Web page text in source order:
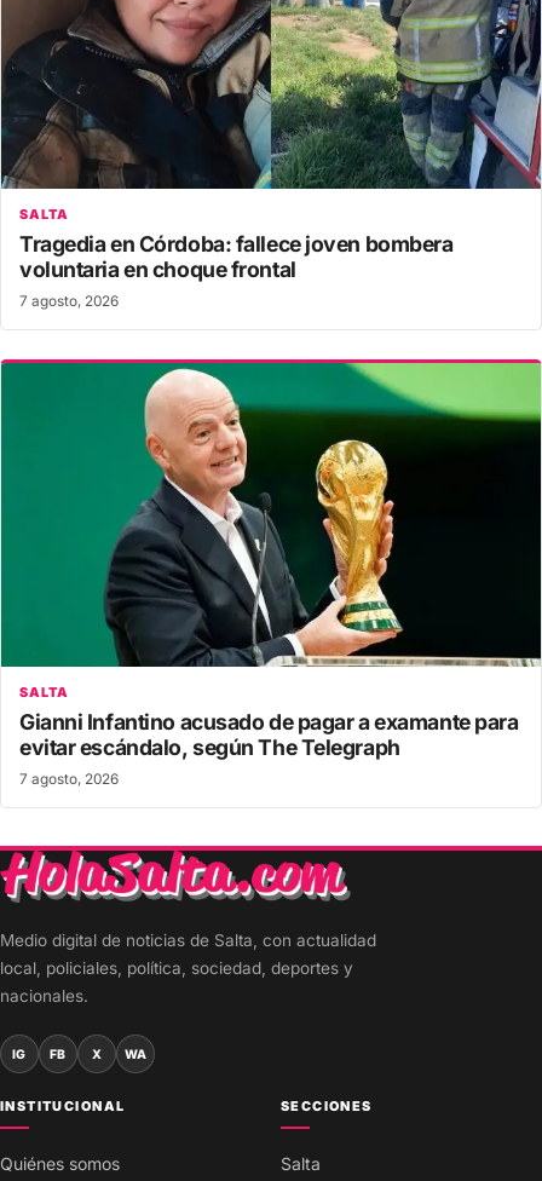
SALTA
Tragedia en Córdoba: fallece joven bombera
voluntaria en choque frontal
7 agosto, 2026
SALTA
Gianni Infantino acusado de pagar a examante para
evitar escándalo, según The Telegraph
7 agosto, 2026
Medio digital de noticias de Salta, con actualidad
local, policiales, política, sociedad, deportes y
nacionales.
IG FB X WA
INSTITUCIONAL
Quiénes somos
SECCIONES
Salta